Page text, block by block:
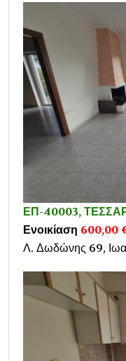
ΕΠ-40003,
Ενοικίαση 600,00
Λ. Δωδώνης 69,